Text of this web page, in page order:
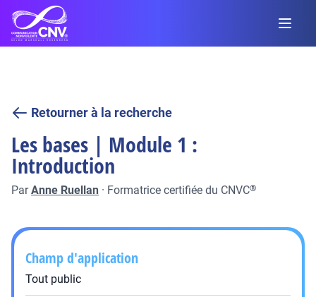
Retourner à la recherche
Les bases | Module 1 :
Introduction
ParAnne Ruellan · Formatrice certifiée du CNVC®
Champ d'application
Tout public